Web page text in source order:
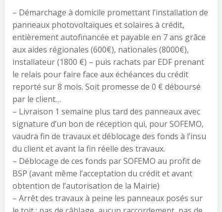
– Démarchage à domicile promettant l’installation de
panneaux photovoltaïques et solaires à crédit,
entièrement autofinancée et payable en 7 ans grâce
aux aides régionales (600€), nationales (8000€),
installateur (1800 €) – puis rachats par EDF prenant
le relais pour faire face aux échéances du crédit
reporté sur 8 mois. Soit promesse de 0 € déboursé
par le client…
– Livraison 1 semaine plus tard des panneaux avec
signature d’un bon de réception qui, pour SOFEMO,
vaudra fin de travaux et déblocage des fonds à l’insu
du client et avant la fin réelle des travaux.
– Déblocage de ces fonds par SOFEMO au profit de
BSP (avant même l’acceptation du crédit et avant
obtention de l’autorisation de la Mairie)
– Arrêt des travaux à peine les panneaux posés sur